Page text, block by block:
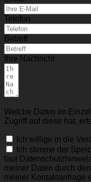
Telefon
Betreff
Ihre Nachricht
Welche Daten im
Zugriff auf diese hat,
Ich willige in die
Ich stimme der
laut
meiner Daten durch
meiner Kontaktanfrage